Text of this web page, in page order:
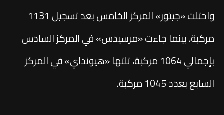
واحتلت «جيتور» المركز الخامس بعد تسجيل 1131
مركبة، بينما جاءت «مرسيدس» في المركز السادس
بإجمالي 1064 مركبة، تلتها «هيونداي» في المركز
السابع بعدد 1045 مركبة.